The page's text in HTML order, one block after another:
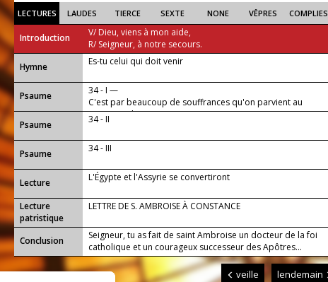
LECTURES LAUDES TIERCE SEXTE NONE VÊPRES COMPLIES
Introduction
V/ Dieu, viens à mon aide,
R/ Seigneur, à notre secours.
...
Hymne Es-tu celui qui doit venir
Psaume
34 - I —
C'est par beaucoup de souffrances qu'on parvient au
Royaume de Dieu.
Psaume
34 - II
Psaume 34 - III
Lecture L'Égypte et l'Assyrie se convertiront
Lecture
patristique
LETTRE DE S. AMBROISE À CONSTANCE
Conclusion
Seigneur, tu as fait de saint Ambroise un docteur de la foi
catholique et un courageux successeur des Apôtres...
veille lendemain